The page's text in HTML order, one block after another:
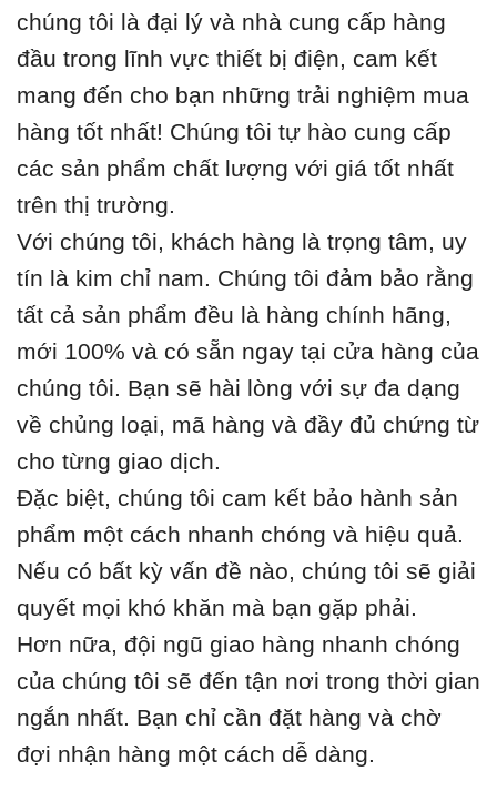
chúng tôi là đại lý và nhà cung cấp hàng
đầu trong lĩnh vực thiết bị điện, cam kết
mang đến cho bạn những trải nghiệm mua
hàng tốt nhất! Chúng tôi tự hào cung cấp
các sản phẩm chất lượng với giá tốt nhất
trên thị trường.
Với chúng tôi, khách hàng là trọng tâm, uy
tín là kim chỉ nam. Chúng tôi đảm bảo rằng
tất cả sản phẩm đều là hàng chính hãng,
mới 100% và có sẵn ngay tại cửa hàng của
chúng tôi. Bạn sẽ hài lòng với sự đa dạng
về chủng loại, mã hàng và đầy đủ chứng từ
cho từng giao dịch.
Đặc biệt, chúng tôi cam kết bảo hành sản
phẩm một cách nhanh chóng và hiệu quả.
Nếu có bất kỳ vấn đề nào, chúng tôi sẽ giải
quyết mọi khó khăn mà bạn gặp phải.
Hơn nữa, đội ngũ giao hàng nhanh chóng
của chúng tôi sẽ đến tận nơi trong thời gian
ngắn nhất. Bạn chỉ cần đặt hàng và chờ
đợi nhận hàng một cách dễ dàng.